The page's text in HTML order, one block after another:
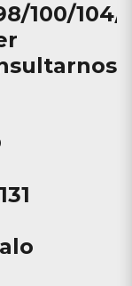
100/104/